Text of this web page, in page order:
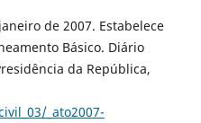
de 2007. Estabelece
Básico. Diário
da República,
_ato2007-